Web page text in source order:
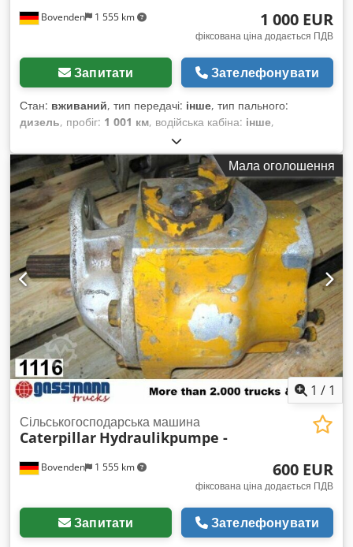
Bovenden 1 555 km 1 000 EUR
фіксована ціна додається ПДВ
Запитати Зателефонувати
Стан: вживаний, тип передачі: інше, тип пального:
дизель, пробіг: 1 001 км, водійська кабіна: інше,
Мала оголошення
1 / 1
Bovenden 1 555 km
Сільськогосподарська машина
Caterpillar Hydraulikpumpe -
600 EUR
фіксована ціна додається ПДВ
Запитати Зателефонувати